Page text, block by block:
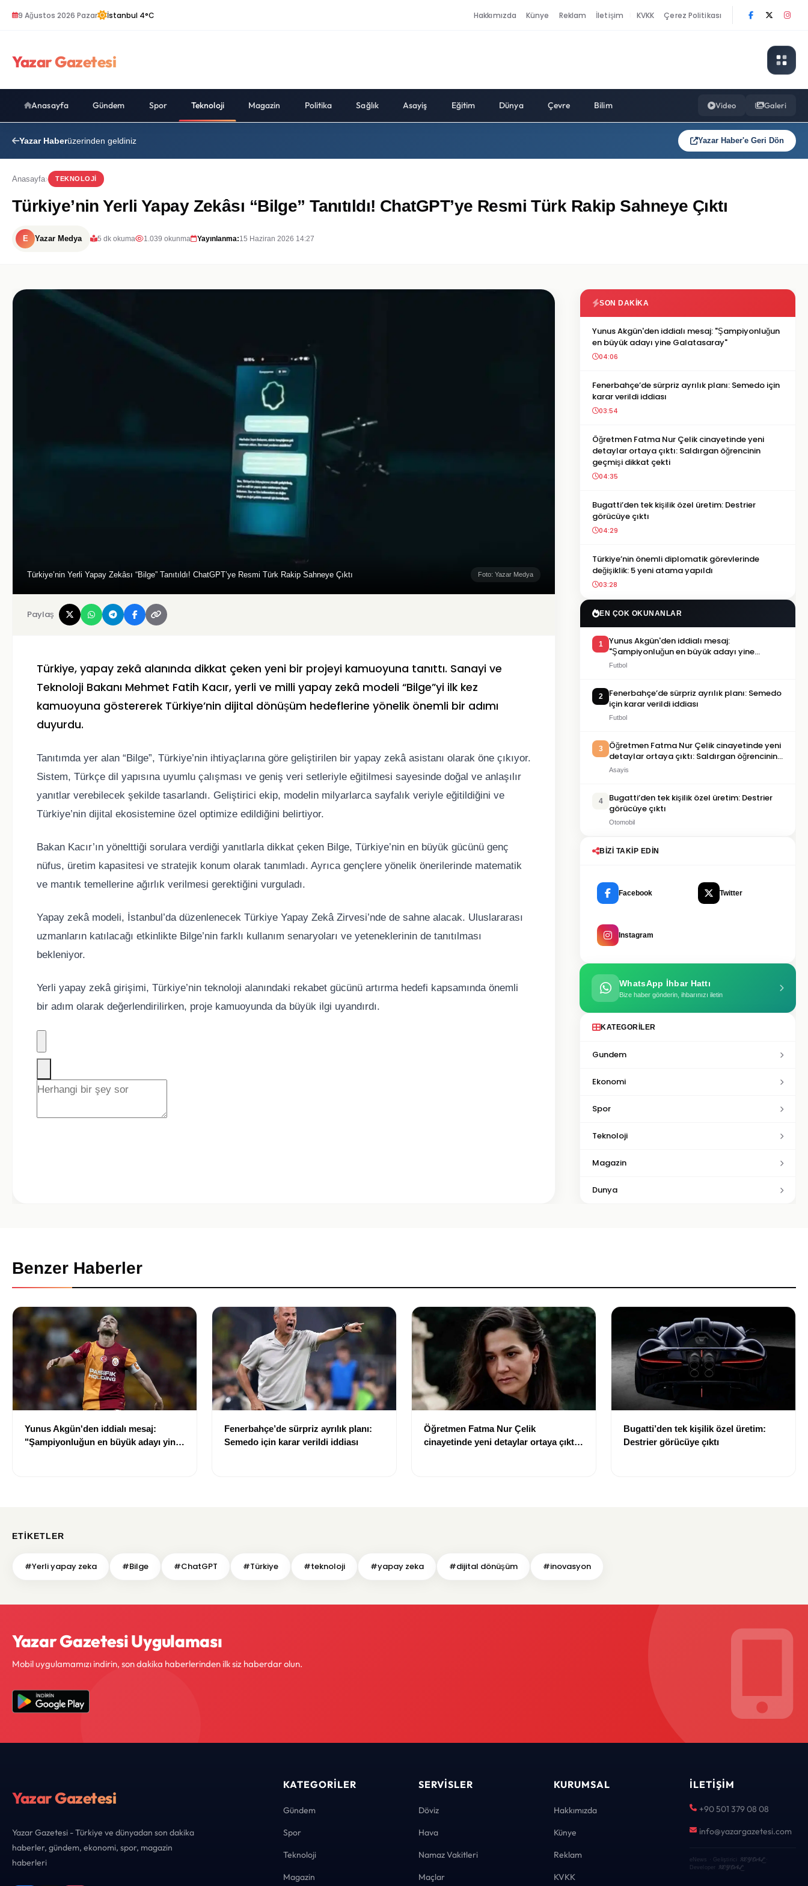
9 Ağustos 2026 Pazar İstanbul 4°C Hakkımızda Künye Reklam İletişim KVKK Çerez Politikası
Yazar Gazetesi
Anasayfa Gündem Spor Teknoloji Magazin Politika Sağlık Asayiş Eğitim Dünya Çevre Bilim Video Galeri
Yazar Haberüzerinden geldiniz Yazar Haber'e Geri Dön
Anasayfa TEKNOLOJI
Türkiye’nin Yerli Yapay Zekâsı “Bilge” Tanıtıldı! ChatGPT’ye Resmi Türk Rakip Sahneye Çıktı
E Yazar Medya 5 dk okuma 1.039 okunma Yayınlanma:15 Haziran 2026 14:27
Türkiye’nin Yerli Yapay Zekâsı “Bilge” Tanıtıldı! ChatGPT’ye Resmi Türk Rakip Sahneye Çıktı Foto: Yazar Medya
Paylaş
Türkiye, yapay zekâ alanında dikkat çeken yeni bir projeyi kamuoyuna tanıttı. Sanayi ve
Teknoloji Bakanı Mehmet Fatih Kacır, yerli ve milli yapay zekâ modeli “Bilge”yi ilk kez
kamuoyuna göstererek Türkiye’nin dijital dönüşüm hedeflerine yönelik önemli bir adımı
duyurdu.
Tanıtımda yer alan “Bilge”, Türkiye’nin ihtiyaçlarına göre geliştirilen bir yapay zekâ asistanı olarak öne çıkıyor.
Sistem, Türkçe dil yapısına uyumlu çalışması ve geniş veri setleriyle eğitilmesi sayesinde doğal ve anlaşılır
yanıtlar verebilecek şekilde tasarlandı. Geliştirici ekip, modelin milyarlarca sayfalık veriyle eğitildiğini ve
Türkiye’nin dijital ekosistemine özel optimize edildiğini belirtiyor.
Bakan Kacır’ın yönelttiği sorulara verdiği yanıtlarla dikkat çeken Bilge, Türkiye’nin en büyük gücünü genç
nüfus, üretim kapasitesi ve stratejik konum olarak tanımladı. Ayrıca gençlere yönelik önerilerinde matematik
ve mantık temellerine ağırlık verilmesi gerektiğini vurguladı.
Yapay zekâ modeli, İstanbul’da düzenlenecek Türkiye Yapay Zekâ Zirvesi’nde de sahne alacak. Uluslararası
uzmanların katılacağı etkinlikte Bilge’nin farklı kullanım senaryoları ve yeteneklerinin de tanıtılması
bekleniyor.
Yerli yapay zekâ girişimi, Türkiye’nin teknoloji alanındaki rekabet gücünü artırma hedefi kapsamında önemli
bir adım olarak değerlendirilirken, proje kamuoyunda da büyük ilgi uyandırdı.
SON DAKIKA
Yunus Akgün'den iddialı mesaj: "Şampiyonluğun
en büyük adayı yine Galatasaray"
04:06
Fenerbahçe’de sürpriz ayrılık planı: Semedo için
karar verildi iddiası
03:54
Öğretmen Fatma Nur Çelik cinayetinde yeni
detaylar ortaya çıktı: Saldırgan öğrencinin
geçmişi dikkat çekti
04:35
Bugatti’den tek kişilik özel üretim: Destrier
görücüye çıktı
04:29
Türkiye’nin önemli diplomatik görevlerinde
değişiklik: 5 yeni atama yapıldı
03:28
EN ÇOK OKUNANLAR
1
Yunus Akgün'den iddialı mesaj:
"Şampiyonluğun en büyük adayı yine
Galatasaray"
Futbol
2
Fenerbahçe’de sürpriz ayrılık planı: Semedo
için karar verildi iddiası
Futbol
3
Öğretmen Fatma Nur Çelik cinayetinde yeni
detaylar ortaya çıktı: Saldırgan öğrencinin
geçmişi dikkat çekti
Asayis
4
Bugatti’den tek kişilik özel üretim: Destrier
görücüye çıktı
Otomobil
BIZI TAKIP EDIN
Facebook Twitter
Instagram
WhatsApp İhbar Hattı
Bize haber gönderin, ihbarınızı iletin
KATEGORILER
Gundem
Ekonomi
Spor
Teknoloji
Magazin
Dunya
Benzer Haberler
Yunus Akgün'den iddialı mesaj:
"Şampiyonluğun en büyük adayı yine
Fenerbahçe’de sürpriz ayrılık planı:
Semedo için karar verildi iddiası
Öğretmen Fatma Nur Çelik
cinayetinde yeni detaylar ortaya çıktı:
Bugatti’den tek kişilik özel üretim:
Destrier görücüye çıktı
ETIKETLER
#Yerli yapay zeka #Bilge #ChatGPT #Türkiye #teknoloji #yapay zeka #dijital dönüşüm #inovasyon
Yazar Gazetesi Uygulaması
Mobil uygulamamızı indirin, son dakika haberlerinden ilk siz haberdar olun.
Yazar Gazetesi
Yazar Gazetesi - Türkiye ve dünyadan son dakika
haberler, gündem, ekonomi, spor, magazin
haberleri
KATEGORILER
Gündem
Spor
Teknoloji
Magazin
SERVISLER
Döviz
Hava
Namaz Vakitleri
Maçlar
KURUMSAL
Hakkımızda
Künye
Reklam
KVKK
İLETIŞIM
+90 501 379 08 08
info@yazargazetesi.com
eNews · Geliştirici KEYDAL·
Developer KEYDAL